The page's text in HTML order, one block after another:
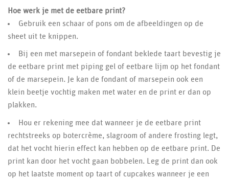
Hoe werk je met de eetbare print?
Gebruik een schaar of pons om de afbeeldingen op de
sheet uit te knippen.
Bij een met marsepein of fondant beklede taart bevestig je
de eetbare print met piping gel of eetbare lijm op het fondant
of de marsepein. Je kan de fondant of marsepein ook een
klein beetje vochtig maken met water en de print er dan op
plakken.
Hou er rekening mee dat wanneer je de eetbare print
rechtstreeks op botercrème, slagroom of andere frosting legt,
dat het vocht hierin effect kan hebben op de eetbare print. De
print kan door het vocht gaan bobbelen. Leg de print dan ook
op het laatste moment op taart of cupcakes wanneer je een